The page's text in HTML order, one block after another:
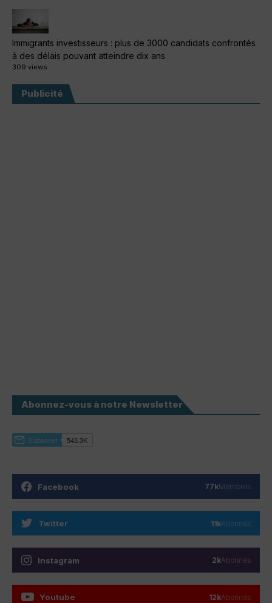
Immigrants investisseurs : plus de 3000 candidats confrontés
à des délais pouvant atteindre dix ans
309 views
Publicité
Abonnez-vous à notre Newsletter
Facebook 77kMembres
Twitter 11kAbonnés
Instagram 2kAbonnés
Youtube 12kAbonnés